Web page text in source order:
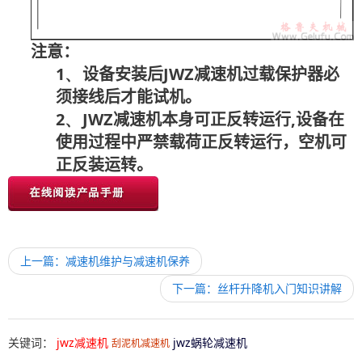
注意：
1、 设备安装后JWZ减速机过载保护器必
须接线后才能试机。
2、 JWZ减速机本身可正反转运行,设备在
使用过程中严禁载荷正反转运行，空机可
正反装运转。
上一篇：减速机维护与减速机保养
下一篇：丝杆升降机入门知识讲解
关键词： jwz减速机 刮泥机减速机 jwz蜗轮减速机